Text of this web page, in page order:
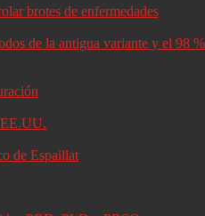
brotes de enfermedades
de la antigua variante y el 98
EE.UU.
de Espaillat